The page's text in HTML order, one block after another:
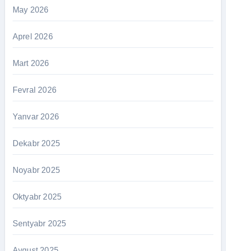
May 2026
Aprel 2026
Mart 2026
Fevral 2026
Yanvar 2026
Dekabr 2025
Noyabr 2025
Oktyabr 2025
Sentyabr 2025